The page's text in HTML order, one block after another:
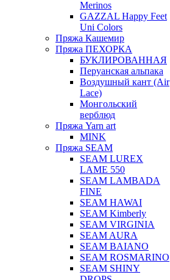
Merinos
GAZZAL Happy Feet
Uni Colors
Пряжа Кашемир
Пряжа ПЕХОРКА
БУКЛИРОВАННАЯ
Перуанская альпака
Воздушный кант (Air
Lace)
Монгольский
верблюд
Пряжа Yarn art
MINK
Пряжа SEAM
SEAM LUREX
LAME 550
SEAM LAMBADA
FINE
SEAM HAWAI
SEAM Kimberly
SEAM VIRGINIA
SEAM AURA
SEAM BAIANO
SEAM ROSMARINO
SEAM SHINY